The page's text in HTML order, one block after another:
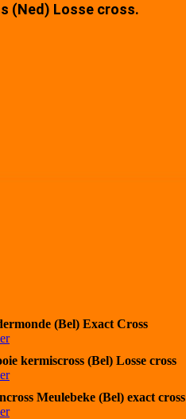
(Ned) Losse cross.
(Bel) Exact Cross
kermiscross (Bel) Losse cross
Meulebeke (Bel) exact cross